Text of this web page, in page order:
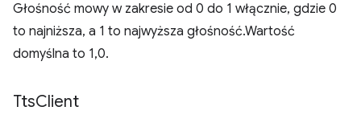
Głośność mowy w zakresie od 0 do 1 włącznie, gdzie 0
to najniższa, a 1 to najwyższa głośność.Wartość
domyślna to 1,0.
TtsClient